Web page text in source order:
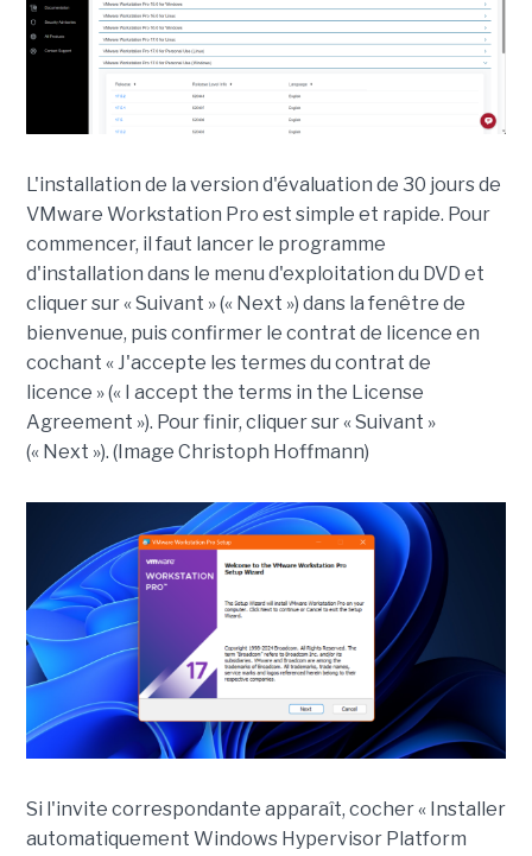
L'installation de la version d'évaluation de 30 jours de
VMware Workstation Pro est simple et rapide. Pour
commencer, il faut lancer le programme
d'installation dans le menu d'exploitation du DVD et
cliquer sur « Suivant » (« Next ») dans la fenêtre de
bienvenue, puis confirmer le contrat de licence en
cochant « J'accepte les termes du contrat de
licence » (« I accept the terms in the License
Agreement »). Pour finir, cliquer sur « Suivant »
(« Next »). (Image Christoph Hoffmann)
Si l'invite correspondante apparaît, cocher « Installer
automatiquement Windows Hypervisor Platform